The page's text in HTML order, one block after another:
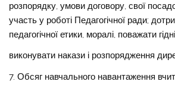
розпорядку, умови договору, свої
участь у роботі Педагогічної ради;
педагогічної етики, моралі, поважати
виконувати накази і розпорядження
7. Обсяг навчального навантаження